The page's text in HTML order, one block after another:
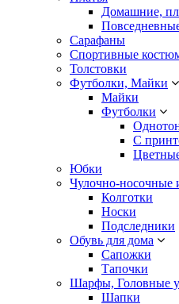
Домашние,
Сарафаны
Спортивные
Толстовки
Футболки, Майки
Майки
Футболки
С
Юбки
Чулочно-носочные
Колготки
Носки
Подследники
Обувь для дома
Сапожки
Тапочки
Шарфы, Головные
Шапки